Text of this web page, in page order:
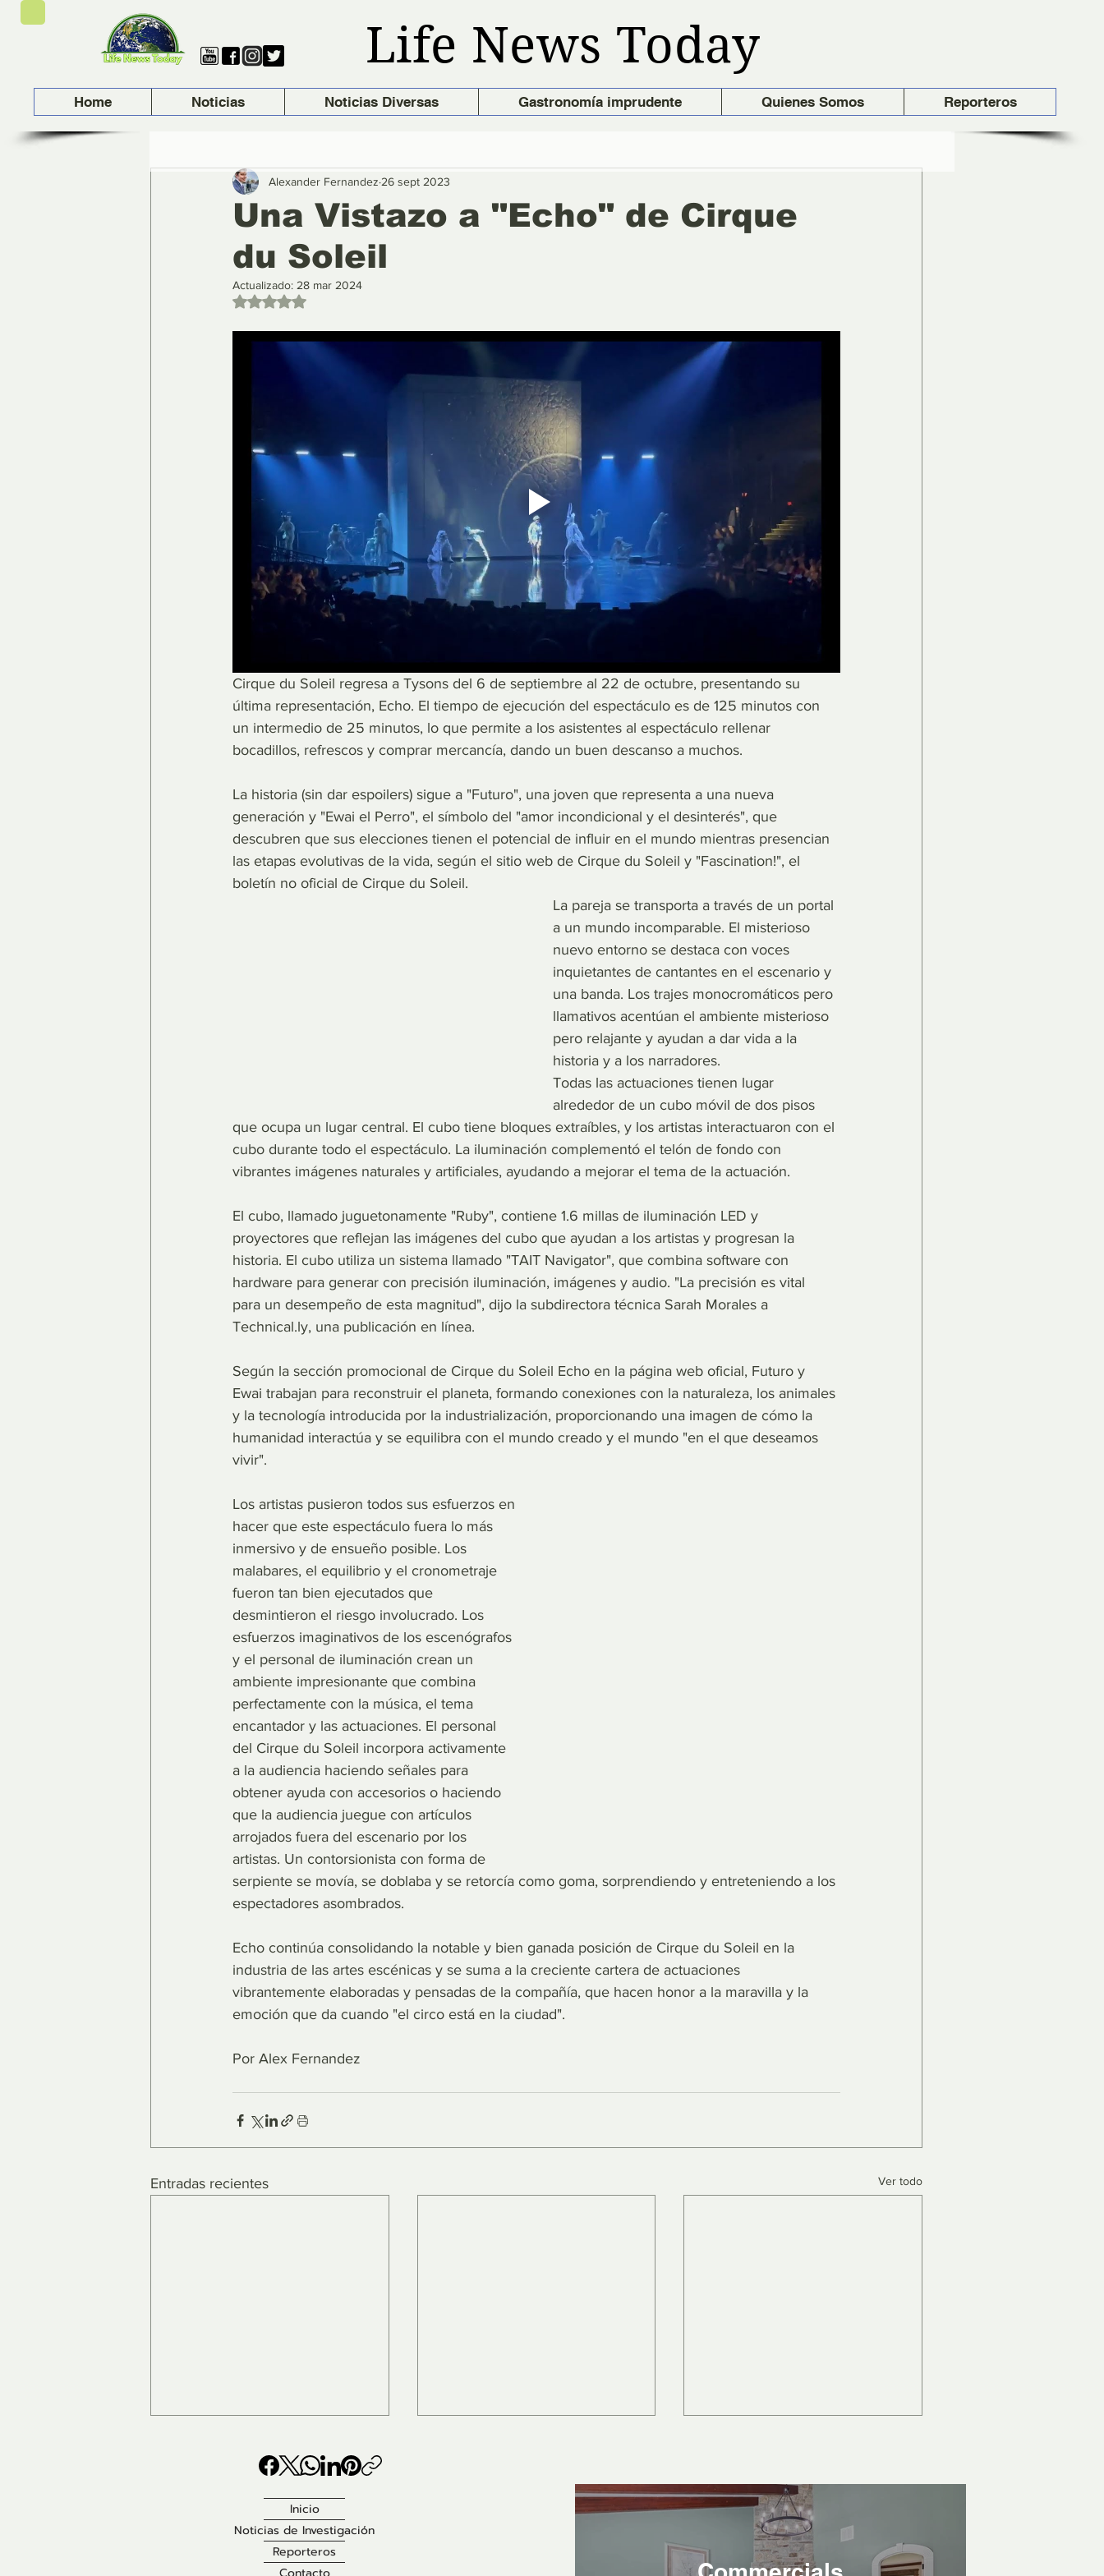
Home Noticias Noticias Diversas Gastronomía imprudente Quienes Somos Reporteros
Life News Today
Una Vistazo a "Echo" de Cirque
du Soleil
Alexander Fernandez 26 sept 2023
Actualizado: 28 mar 2024
Obtuvo NaN de 5 estrellas.
Cirque du Soleil regresa a Tysons del 6 de septiembre al 22 de octubre, presentando su
última representación, Echo. El tiempo de ejecución del espectáculo es de 125 minutos con
un intermedio de 25 minutos, lo que permite a los asistentes al espectáculo rellenar
bocadillos, refrescos y comprar mercancía, dando un buen descanso a muchos.
La historia (sin dar espoilers) sigue a "Futuro", una joven que representa a una nueva
generación y "Ewai el Perro", el símbolo del "amor incondicional y el desinterés", que
descubren que sus elecciones tienen el potencial de influir en el mundo mientras presencian
las etapas evolutivas de la vida, según el sitio web de Cirque du Soleil y "Fascination!", el
boletín no oficial de Cirque du Soleil.
La pareja se transporta a través de un portal
a un mundo incomparable. El misterioso
nuevo entorno se destaca con voces
inquietantes de cantantes en el escenario y
una banda. Los trajes monocromáticos pero
llamativos acentúan el ambiente misterioso
pero relajante y ayudan a dar vida a la
historia y a los narradores.
Todas las actuaciones tienen lugar
alrededor de un cubo móvil de dos pisos
que ocupa un lugar central. El cubo tiene bloques extraíbles, y los artistas interactuaron con el
cubo durante todo el espectáculo. La iluminación complementó el telón de fondo con
vibrantes imágenes naturales y artificiales, ayudando a mejorar el tema de la actuación.
El cubo, llamado juguetonamente "Ruby", contiene 1.6 millas de iluminación LED y
proyectores que reflejan las imágenes del cubo que ayudan a los artistas y progresan la
historia. El cubo utiliza un sistema llamado "TAIT Navigator", que combina software con
hardware para generar con precisión iluminación, imágenes y audio. "La precisión es vital
para un desempeño de esta magnitud", dijo la subdirectora técnica Sarah Morales a
Technical.ly, una publicación en línea.
Según la sección promocional de Cirque du Soleil Echo en la página web oficial, Futuro y
Ewai trabajan para reconstruir el planeta, formando conexiones con la naturaleza, los animales
y la tecnología introducida por la industrialización, proporcionando una imagen de cómo la
humanidad interactúa y se equilibra con el mundo creado y el mundo "en el que deseamos
vivir".
Los artistas pusieron todos sus esfuerzos en
hacer que este espectáculo fuera lo más
inmersivo y de ensueño posible. Los
malabares, el equilibrio y el cronometraje
fueron tan bien ejecutados que
desmintieron el riesgo involucrado. Los
esfuerzos imaginativos de los escenógrafos
y el personal de iluminación crean un
ambiente impresionante que combina
perfectamente con la música, el tema
encantador y las actuaciones. El personal
del Cirque du Soleil incorpora activamente
a la audiencia haciendo señales para
obtener ayuda con accesorios o haciendo
que la audiencia juegue con artículos
arrojados fuera del escenario por los
artistas. Un contorsionista con forma de
serpiente se movía, se doblaba y se retorcía como goma, sorprendiendo y entreteniendo a los
espectadores asombrados.
Echo continúa consolidando la notable y bien ganada posición de Cirque du Soleil en la
industria de las artes escénicas y se suma a la creciente cartera de actuaciones
vibrantemente elaboradas y pensadas de la compañía, que hacen honor a la maravilla y la
emoción que da cuando "el circo está en la ciudad".
Por Alex Fernandez
Entradas recientes Ver todo
Inicio
Noticias de Investigación
Reporteros